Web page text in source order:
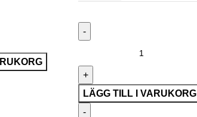
LÄGG TILL I VARUKORG